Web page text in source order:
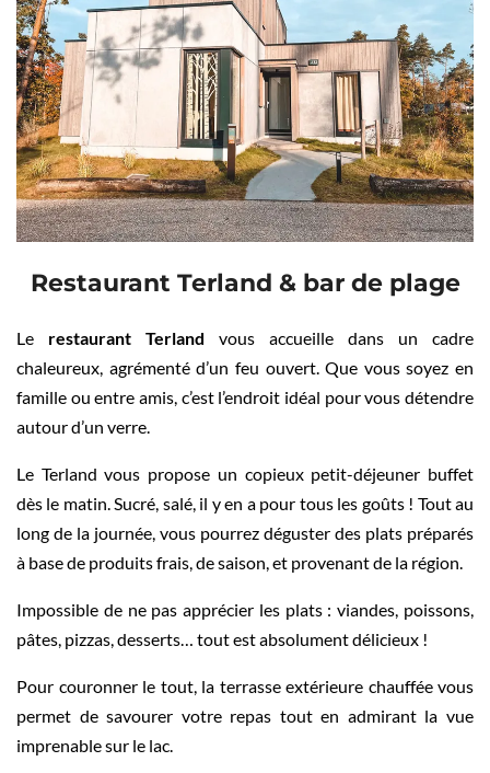
Restaurant Terland & bar de plage
Le restaurant Terland vous accueille dans un cadre
chaleureux, agrémenté d’un feu ouvert. Que vous soyez en
famille ou entre amis, c’est l’endroit idéal pour vous détendre
autour d’un verre.
Le Terland vous propose un copieux petit-déjeuner buffet
dès le matin. Sucré, salé, il y en a pour tous les goûts ! Tout au
long de la journée, vous pourrez déguster des plats préparés
à base de produits frais, de saison, et provenant de la région.
Impossible de ne pas apprécier les plats : viandes, poissons,
pâtes, pizzas, desserts… tout est absolument délicieux !
Pour couronner le tout, la terrasse extérieure chauffée vous
permet de savourer votre repas tout en admirant la vue
imprenable sur le lac.